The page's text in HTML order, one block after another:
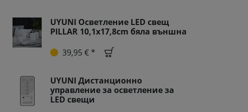
UYUNI Осветление LED свещ
PILLAR 10,1x17,8cm бяла външна
39,95 € *
UYUNI Дистанционно
управление за осветление за
LED свещи